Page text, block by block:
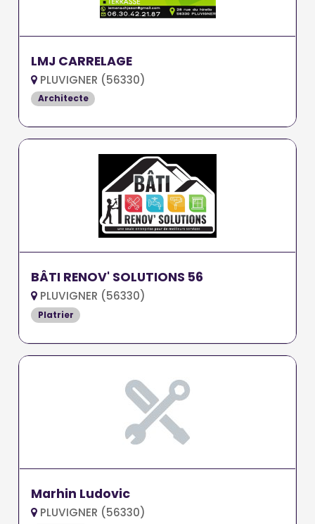
LMJ CARRELAGE
PLUVIGNER (56330)
Architecte
BÂTI RENOV' SOLUTIONS 56
PLUVIGNER (56330)
Platrier
Marhin Ludovic
PLUVIGNER (56330)